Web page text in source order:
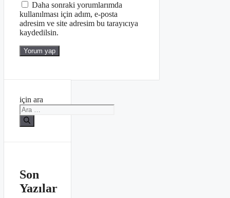
Daha sonraki yorumlarımda
kullanılması için adım, e-posta
adresim ve site adresim bu tarayıcıya
kaydedilsin.
için ara
Son
Yazılar